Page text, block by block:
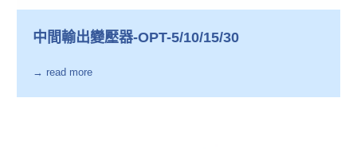
中間輸出變壓器-OPT-5/10/15/30
→ read more